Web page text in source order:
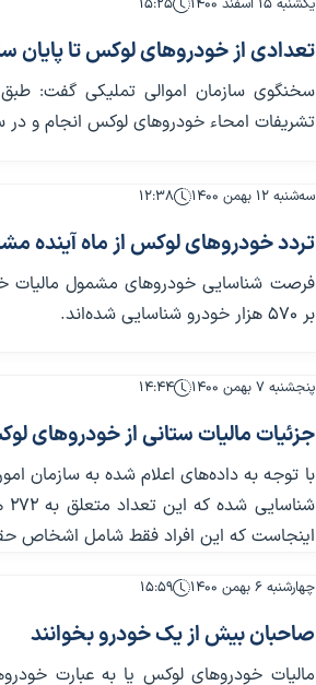
یکشنبه ۱۵ اسفند ۱۴۰۰ ۱۵:۲۵
تعدادی از خودرو‌های لوکس تا پایان
سخنگوی سازمان اموالی تملیکی گفت:
تشریفات امحاء خودروهای لوکس انجام و در
سه‌شنبه ۱۲ بهمن ۱۴۰۰ ۱۲:۳۸
تردد خودروهای لوکس از ماه آینده
فرصت شناسایی خودروهای مشمول مالیات
بر ۵۷۰ هزار خودرو شناسایی شده‌اند.
پنجشنبه ۷ بهمن ۱۴۰۰ ۱۴:۴۴
جزئیات مالیات ستانی از خودروهای
اینجاست که این افراد فقط شامل اشخاص
چهارشنبه ۶ بهمن ۱۴۰۰ ۱۵:۵۹
صاحبان بیش از یک خودرو بخوانند
مالیات خودروهای لوکس یا به عبارت